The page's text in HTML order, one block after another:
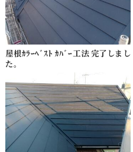
屋根ｶﾗｰﾍﾞｽﾄ ｶﾊﾞｰ工法 完了しまし
た。